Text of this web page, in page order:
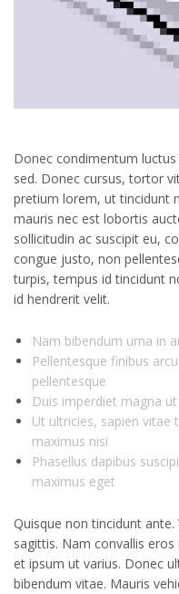
Donec condimentum
sed. Donec cursus, tortor
pretium lorem, ut tincidunt
mauris nec est lobortis
sollicitudin ac suscipit eu,
congue justo, non
turpis, tempus id tincidunt
id hendrerit velit.
Nam bibendum urna in
Pellentesque finibus
pellentesque
Duis imperdiet magna
Ut ultricies, sapien vitae
maximus nisi
Phasellus dapibus
maximus eget
Quisque non tincidunt
sagittis. Nam convallis
et ipsum ut varius. Donec
bibendum vitae. Mauris